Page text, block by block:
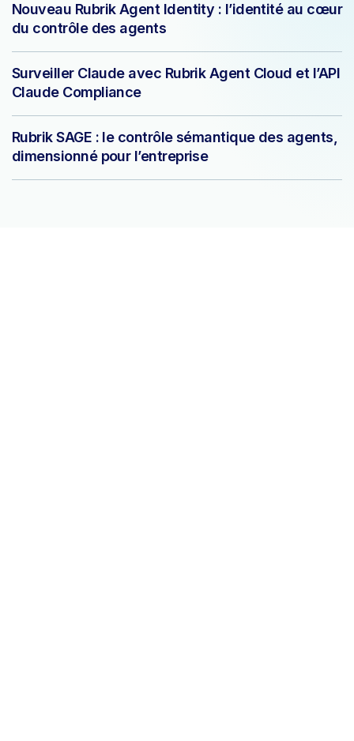
Nouveau Rubrik Agent Identity : l’identité au cœur
du contrôle des agents
Surveiller Claude avec Rubrik Agent Cloud et l’API
Claude Compliance
Rubrik SAGE : le contrôle sémantique des agents,
dimensionné pour l’entreprise